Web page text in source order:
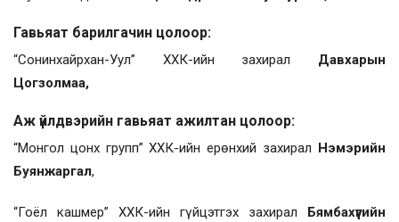
Гавьяат барилгачин цолоор:
“Сонинхайрхан-Уул” ХХК-ийн захирал Давхарын
Цогзолмаа,
Аж үйлдвэрийн гавьяат ажилтан цолоор:
“Монгол цонх групп” ХХК-ийн ерөнхий захирал Нэмэрийн
Буянжаргал,
“Гоёл кашмер” ХХК-ийн гүйцэтгэх захирал Бямбахүүгийн